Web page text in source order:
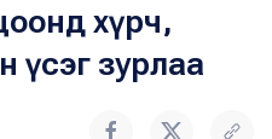
хүрч,
үсэг зурлаа